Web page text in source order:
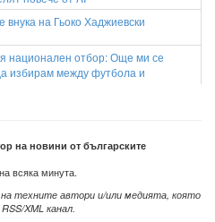
на Гьоко Хаджиевски
национален отбор: Още ми се
избирам между футбола и
скочи - не иска финалът на
на новини от българските
всяка минута.
техните автори и/или медията, която
XML канал.